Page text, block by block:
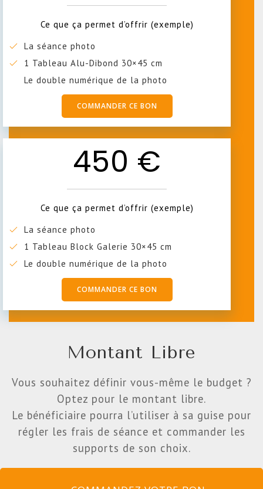
Ce que ça permet d’offrir (exemple)
La séance photo
1 Tableau Alu-Dibond 30×45 cm
Le double numérique de la photo
COMMANDER CE BON
450 €
Ce que ça permet d’offrir (exemple)
La séance photo
1 Tableau Block Galerie 30×45 cm
Le double numérique de la photo
COMMANDER CE BON
Montant Libre
Vous souhaitez définir vous-même le budget ?
Optez pour le montant libre.
Le bénéficiaire pourra l’utiliser à sa guise pour
régler les frais de séance et commander les
supports de son choix.